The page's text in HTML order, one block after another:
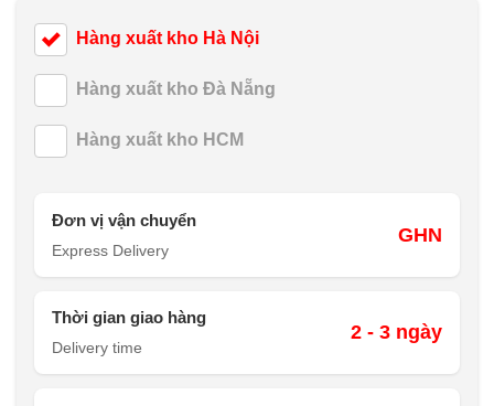
Hàng xuất kho Hà Nội
Hàng xuất kho Đà Nẵng
Hàng xuất kho HCM
Đơn vị vận chuyển
Express Delivery
GHN
Thời gian giao hàng
Delivery time
2 - 3 ngày